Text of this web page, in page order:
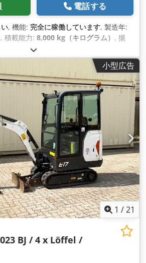
電話する
, 機能: 完全に稼働しています, 製造年:
, 積載能力: 8,000 kg（キログラム） , 揚
1,570 mm
プレックス, 建設高:2,780 mm, 出力:59
)
, フォークキャリッジ幅: 2,240 mm, フ
, 空車重量:12,406 kg（キログラム）, 駆
小型広告
1 /21
BJ / 4 x Löffel /